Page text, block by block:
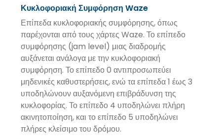
Κυκλοφοριακή Συμφόρηση Waze
Επίπεδα κυκλοφοριακής συμφόρησης, όπως
παρέχονται από τους χάρτες Waze. Το επίπεδο
συμφόρησης (jam level) μιας διαδρομής
αυξάνεται ανάλογα με την κυκλοφοριακή
συμφόρηση. Το επίπεδο 0 αντιπροσωπεύει
μηδενικές καθυστερήσεις, ενώ τα επίπεδα 1 έως 3
υποδηλώνουν αυξανόμενη επιβράδυνση της
κυκλοφορίας. Το επίπεδο 4 υποδηλώνει πλήρη
ακινητοποίηση, και το επίπεδο 5 υποδηλώνει
πλήρες κλείσιμο του δρόμου.